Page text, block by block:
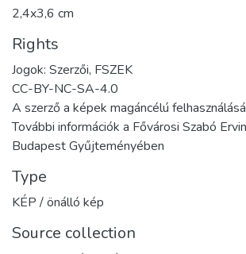
2,4x3,6 cm
Rights
Jogok: Szerzői, FSZEK
CC-BY-NC-SA-4.0
A szerző a képek magáncélú
További információk a Fővárosi Szabó
Budapest Gyűjteményében
Type
KÉP / önálló kép
Source collection